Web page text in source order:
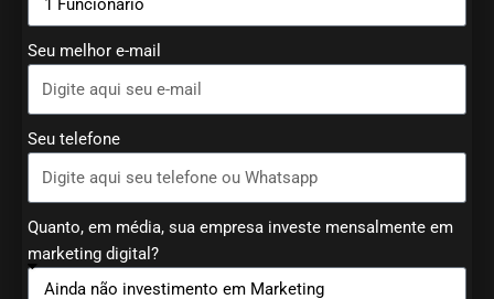
Seu melhor e-mail
Seu telefone
Quanto, em média, sua empresa investe mensalmente em
marketing digital?